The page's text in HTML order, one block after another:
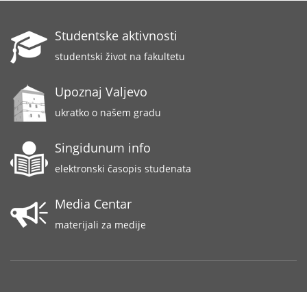
Studentske aktivnosti
studentski život na fakultetu
Upoznaj Valjevo
ukratko o našem gradu
Singidunum info
elektronski časopis studenata
Media Centar
materijali za medije